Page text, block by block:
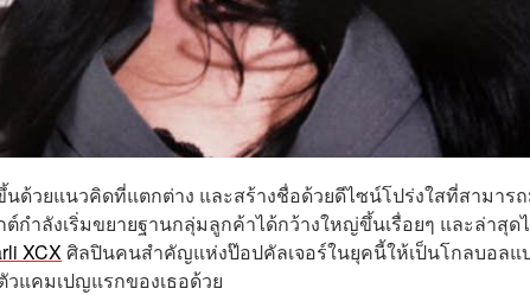
ด้วยแนวคิดที่แตกต่าง และสร้างชื่อด้วยดีไซน์โปร่งใสที่สามาร
กำลังเริ่มขยายฐานกลุ่มลูกค้าได้กว้างใหญ่ขึ้นเรื่อยๆ และล่าสุด
XCXศิลปินคนสำคัญแห่งป๊อปคัลเจอร์ในยุคนี้ให้เป็นโกลบอลแ
แคมเปญแรกของเธอด้วย